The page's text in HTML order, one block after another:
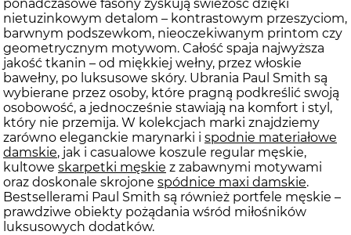
ponadczasowe fasony zyskują świeżość dzięki
nietuzinkowym detalom – kontrastowym przeszyciom,
barwnym podszewkom, nieoczekiwanym printom czy
geometrycznym motywom. Całość spaja najwyższa
jakość tkanin – od miękkiej wełny, przez włoskie
bawełny, po luksusowe skóry. Ubrania Paul Smith są
wybierane przez osoby, które pragną podkreślić swoją
osobowość, a jednocześnie stawiają na komfort i styl,
który nie przemija. W kolekcjach marki znajdziemy
zarówno eleganckie marynarki i spodnie materiałowe
damskie, jak i casualowe koszule regular męskie,
kultowe skarpetki męskie z zabawnymi motywami
oraz doskonale skrojone spódnice maxi damskie.
Bestsellerami Paul Smith są również portfele męskie –
prawdziwe obiekty pożądania wśród miłośników
luksusowych dodatków.